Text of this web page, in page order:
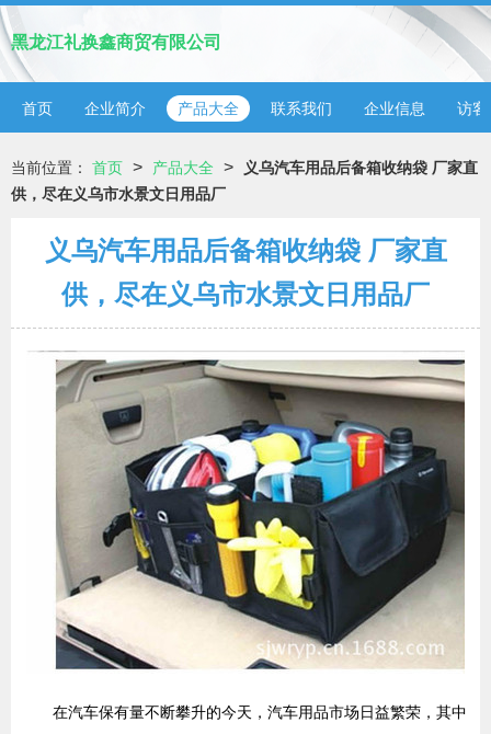
黑龙江礼换鑫商贸有限公司
首页 企业简介 产品大全 联系我们 企业信息 访客
当前位置： 首页 > 产品大全 >
义乌汽车用品后备箱收纳袋 厂家直
供，尽在义乌市水景文日用品厂
义乌汽车用品后备箱收纳袋 厂家直
供，尽在义乌市水景文日用品厂
在汽车保有量不断攀升的今天，汽车用品市场日益繁荣，其中